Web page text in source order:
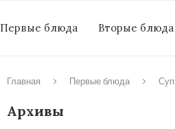
Первые блюда Вторые блюда
Главная Первые блюда
Архивы